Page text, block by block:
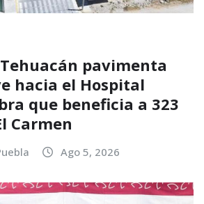
pavimenta
hacia el Hospital
que beneficia a 323
Carmen
Ago 5, 2026